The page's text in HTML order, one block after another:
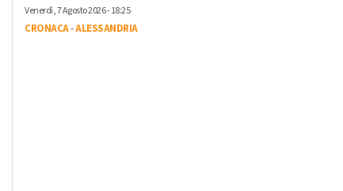
Venerdì, 7 Agosto 2026 - 18:25
CRONACA-ALESSANDRIA